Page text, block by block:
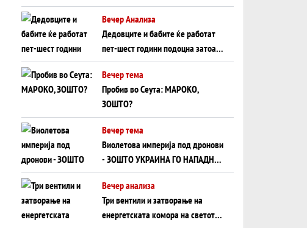
плоча од јужна Германија до
Црното Море...
Вечер Анализа
Дедовците и бабите ќе работат
пет-шест години подоцна затоа
што НЕМААТ ВНУЦИ ДА ГИ
ЗАМЕНАТ
Вечер тема
Пробив во Сеута: МАРОКО,
ЗОШТО?
Вечер тема
Виолетова империја под дронови
- ЗОШТО УКРАИНА ГО НАПАДНА
РУСКИОТ WILDBERRIES
Вечер анализа
Три вентили и затворање на
енергетската комора на светот: